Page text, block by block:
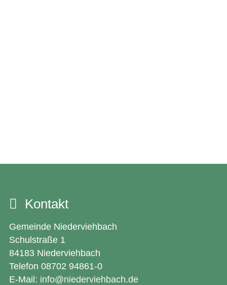
Kontakt
Gemeinde Niederviehbach
Schulstraße 1
84183 Niederviehbach
Telefon 08702 94861-0
E-Mail: info@niederviehbach.de